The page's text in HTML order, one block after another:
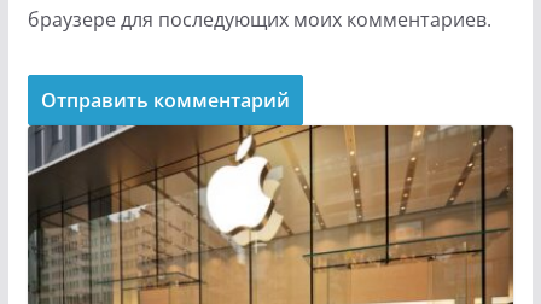
браузере для последующих моих комментариев.